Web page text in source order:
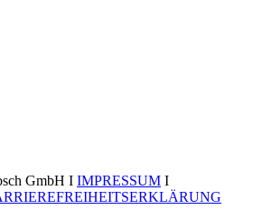
GmbH I IMPRESSUM I